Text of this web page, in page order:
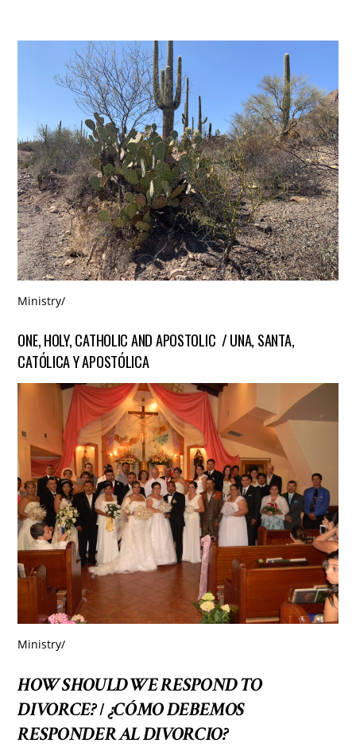
Ministry/
ONE, HOLY, CATHOLIC AND APOSTOLIC / UNA, SANTA,
CATÓLICA Y APOSTÓLICA
Ministry/
HOW SHOULD WE RESPOND TO
DIVORCE?/¿CÓMO DEBEMOS
RESPONDER AL DIVORCIO?